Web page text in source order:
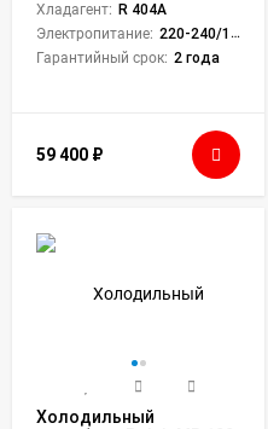
Хладагент: R 404A
Электропитание: 220-240/1/50
Гарантийный срок: 2 года
59 400 ₽
Холодильный